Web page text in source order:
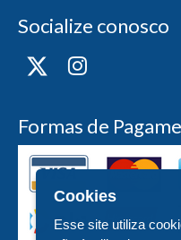
Socialize conosco
Formas de
Cookies
Esse site utiliza